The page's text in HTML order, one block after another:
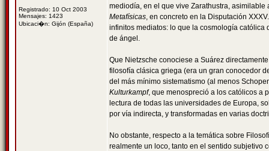
Registrado: 10 Oct 2003
Mensajes: 1423
Ubicaci�n: Gijón (España)
mediodía, en el que vive Zarathustra,
Metafísicas, en concreto en la Disputación
infinitos mediatos: lo que la cosmología
de ángel.
Que Nietzsche conociese a Suárez
filosofía clásica griega (era un gran conocedor
del más mínimo sistematismo (al menos
Kulturkampf, que menospreció a los católicos a
lectura de todas las universidades de Europa,
por vía indirecta, y transformadas en varias
No obstante, respecto a la temática sobre
realmente un loco, tanto en el sentido subjetivo